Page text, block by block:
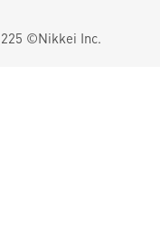
©Nikkei Inc.